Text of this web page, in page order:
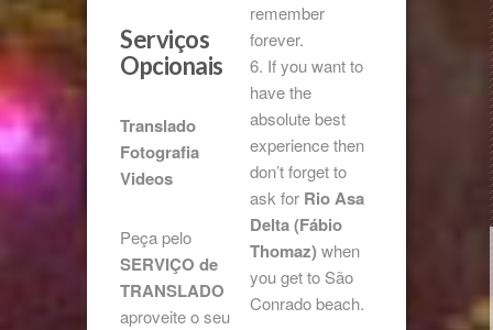
Serviços
Opcionais
Translado
Fotografia
Videos
Peça pelo
SERVIÇO de
TRANSLADO
aproveite o seu
remember
forever.
6. If you want to
have the
absolute best
experience then
don’t forget to
ask for Rio Asa
Delta (Fábio
Thomaz)when
you get to São
Conrado beach.